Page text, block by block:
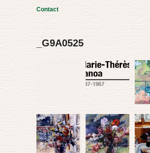
Contact
_G9A0525